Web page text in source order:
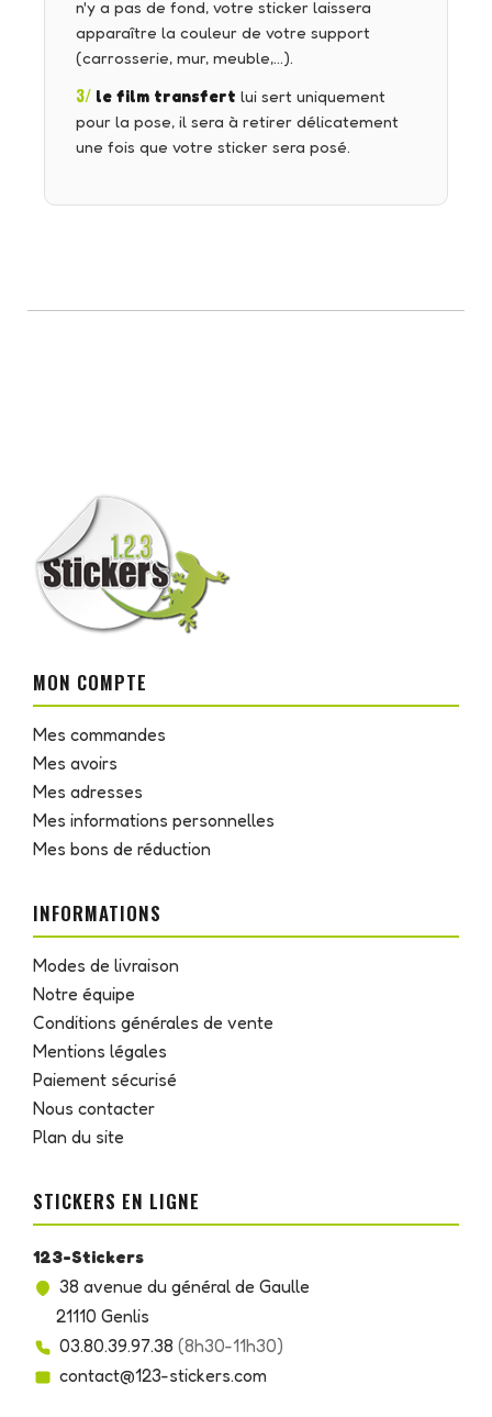
n'y a pas de fond, votre sticker laissera
apparaître la couleur de votre support
(carrosserie, mur, meuble,…).
3/ le film transfert lui sert uniquement
pour la pose, il sera à retirer délicatement
une fois que votre sticker sera posé.
MON COMPTE
Mes commandes
Mes avoirs
Mes adresses
Mes informations personnelles
Mes bons de réduction
INFORMATIONS
Modes de livraison
Notre équipe
Conditions générales de vente
Mentions légales
Paiement sécurisé
Nous contacter
Plan du site
STICKERS EN LIGNE
123-Stickers
38 avenue du général de Gaulle
21110 Genlis
03.80.39.97.38 (8h30-11h30)
contact@123-stickers.com